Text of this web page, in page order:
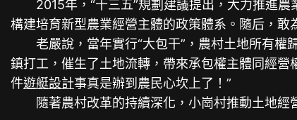
2015年，“十三五”規劃建議提出，大力推進農
構建培育新型農業經營主體的政策體系。隨后，敢
老嚴說，當年實行“大包干”，農村土地所有權
鎮打工，催生了土地流轉，帶來承包權主體同經
件遊艇設計事真是辦到農民心坎上了！”
隨著農村改革的持續深化，小崗村推動土地經